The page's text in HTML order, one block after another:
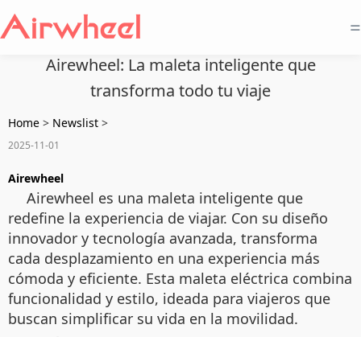
=
Airewheel: La maleta inteligente que
transforma todo tu viaje
Home > Newslist >
2025-11-01
Airewheel
Airewheel es una maleta inteligente que
redefine la experiencia de viajar. Con su diseño
innovador y tecnología avanzada, transforma
cada desplazamiento en una experiencia más
cómoda y eficiente. Esta maleta eléctrica combina
funcionalidad y estilo, ideada para viajeros que
buscan simplificar su vida en la movilidad.